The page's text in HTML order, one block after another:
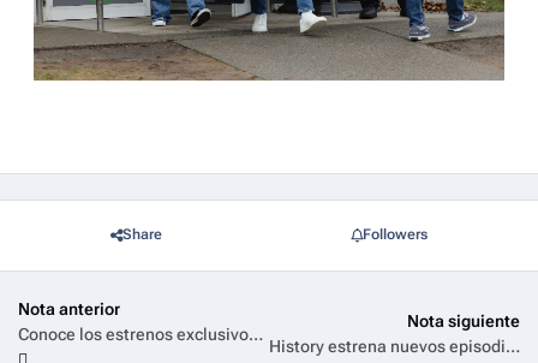
Share Followers
Nota anterior
Conoce los estrenos exclusivos que llegan a Universal+ en Abril 2025
Nota siguiente
History estrena nuevos episodios de “La Evidencia Está Entre Nosotros”